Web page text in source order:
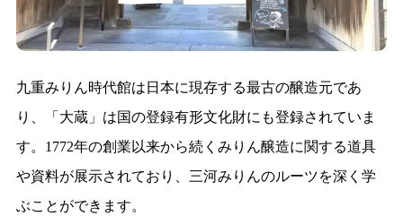
九重みりん時代館は日本に現存する最古の醸造元であ
り、「大蔵」は国の登録有形文化財にも登録されていま
す。1772年の創業以来から続くみりん醸造に関する道具
や資料が展示されており、三河みりんのルーツを深く学
ぶことができます。